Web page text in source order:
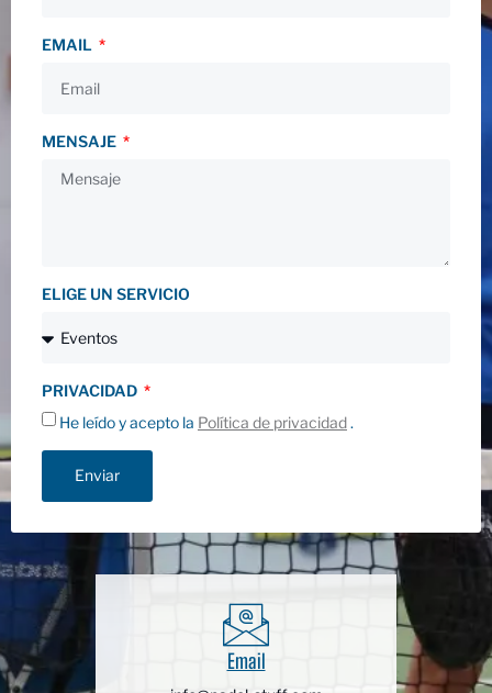
EMAIL
MENSAJE
ELIGE UN SERVICIO
PRIVACIDAD
He leído y acepto la Política de privacidad.
Enviar
Email